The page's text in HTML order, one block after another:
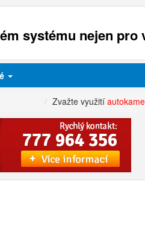
systému nejen pro
Zvažte využití